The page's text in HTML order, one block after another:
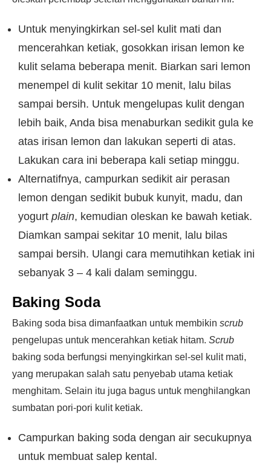
Untuk menyingkirkan sel-sel kulit mati dan
mencerahkan ketiak, gosokkan irisan lemon ke
kulit selama beberapa menit. Biarkan sari lemon
menempel di kulit sekitar 10 menit, lalu bilas
sampai bersih. Untuk mengelupas kulit dengan
lebih baik, Anda bisa menaburkan sedikit gula ke
atas irisan lemon dan lakukan seperti di atas.
Lakukan cara ini beberapa kali setiap minggu.
Alternatifnya, campurkan sedikit air perasan
lemon dengan sedikit bubuk kunyit, madu, dan
yogurt plain, kemudian oleskan ke bawah ketiak.
Diamkan sampai sekitar 10 menit, lalu bilas
sampai bersih. Ulangi cara memutihkan ketiak ini
sebanyak 3 – 4 kali dalam seminggu.
Baking Soda
Baking soda bisa dimanfaatkan untuk membikin scrub
pengelupas untuk mencerahkan ketiak hitam. Scrub
baking soda berfungsi menyingkirkan sel-sel kulit mati,
yang merupakan salah satu penyebab utama ketiak
menghitam. Selain itu juga bagus untuk menghilangkan
sumbatan pori-pori kulit ketiak.
Campurkan baking soda dengan air secukupnya
untuk membuat salep kental.